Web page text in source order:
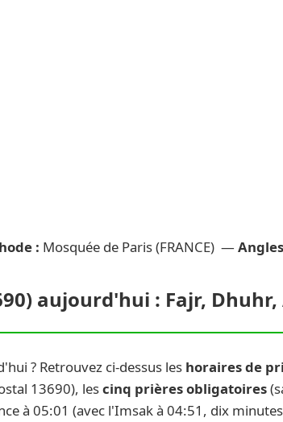
: Mosquée de Paris (FRANCE) —
aujourd'hui : Fajr,
? Retrouvez ci-dessus les horaires de
13690), lescinq prières obligatoires
à 05:01 (avec l'Imsak à 04:51, dix